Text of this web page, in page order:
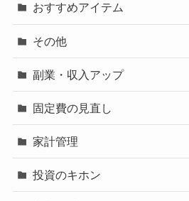
おすすめアイテム
その他
副業・収入アップ
固定費の見直し
家計管理
投資のキホン